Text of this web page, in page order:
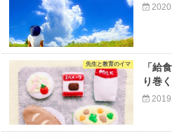
先生と教育のイマ
「給
り巻